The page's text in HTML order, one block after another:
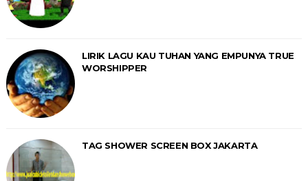
LIRIK LAGU KAU TUHAN YANG EMPUNYA TRUE
WORSHIPPER
TAG SHOWER SCREEN BOX JAKARTA